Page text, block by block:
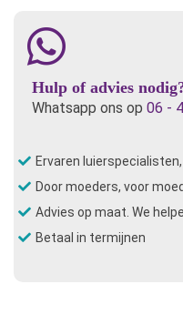
Hulp of advies
Whatsapp ons op 06 -
Ervaren
Door moeders, voor
Advies op maat. We
Betaal in termijnen